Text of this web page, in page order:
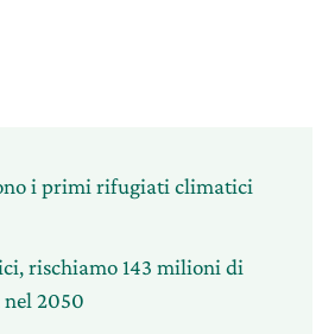
i primi rifugiati climatici
rischiamo 143 milioni di
2050